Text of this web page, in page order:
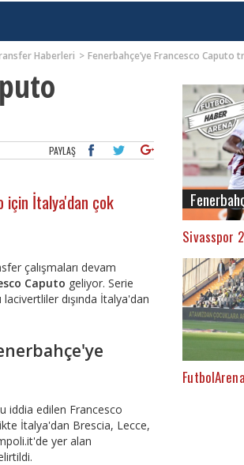
Haberleri Fenerbahçe’ye Francesco Caputo
PAYLAŞ
için İtalya'dan çok
çalışmaları devam
Caputo geliyor. Serie
dışında İtalya'dan
iddia edilen Francesco
İtalya'dan Brescia, Lecce,
yer alan
Sivasspor